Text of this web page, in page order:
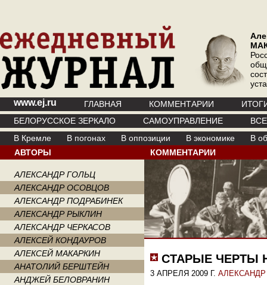
www.ej.ru ГЛАВНАЯ КОММЕНТАРИИ
БЕЛОРУССКОЕ ЗЕРКАЛО
САМОУПРАВЛЕНИЕ
В Кремле
В погонах В оппозиции В экономике
В
АВТОРЫ
АЛЕКСАНДР ГОЛЬЦ
АЛЕКСАНДР ОСОВЦОВ
АЛЕКСАНДР ПОДРАБИНЕК
АЛЕКСАНДР РЫКЛИН
АЛЕКСАНДР ЧЕРКАСОВ
АЛЕКСЕЙ КОНДАУРОВ
АЛЕКСЕЙ МАКАРКИН
АНАТОЛИЙ БЕРШТЕЙН
АНДЖЕЙ БЕЛОВРАНИН
КОММЕНТАРИИ
СТАРЫЕ ЧЕРТЫ
3 АПРЕЛЯ 2009 Г.